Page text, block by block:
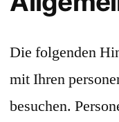
Die folgenden
mit Ihren
besuchen.